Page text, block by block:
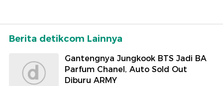
Berita detikcom Lainnya
Gantengnya Jungkook BTS Jadi BA
Parfum Chanel, Auto Sold Out
Diburu ARMY